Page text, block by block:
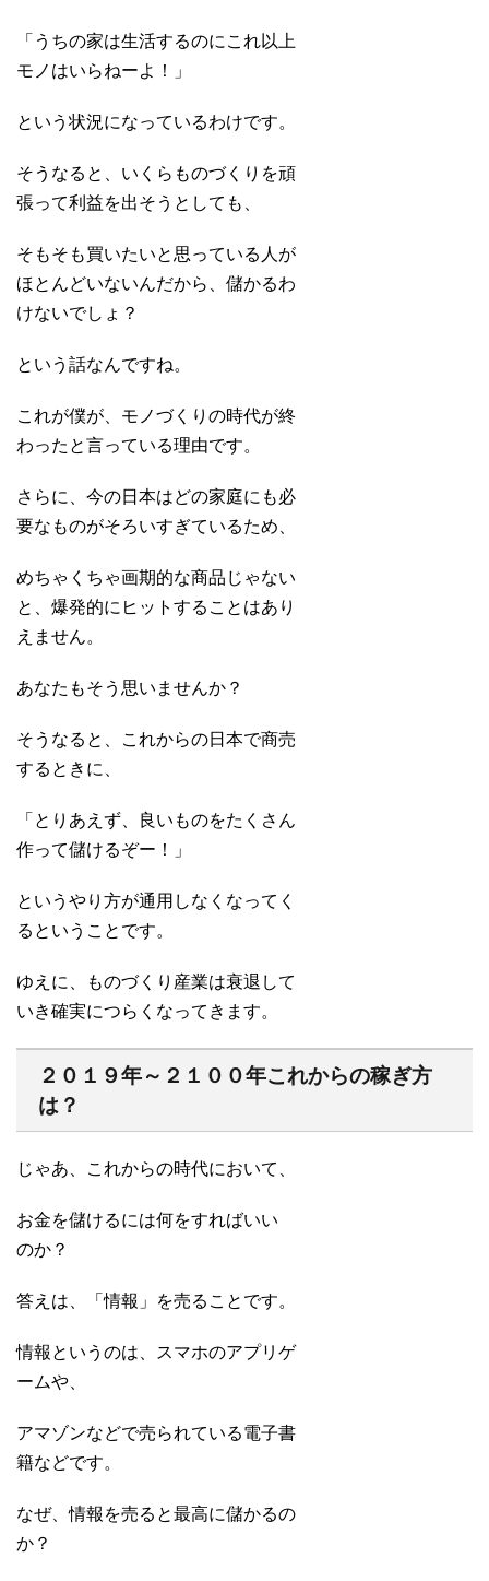
「うちの家は生活するのにこれ以上
モノはいらねーよ！」
という状況になっているわけです。
そうなると、いくらものづくりを頑
張って利益を出そうとしても、
そもそも買いたいと思っている人が
ほとんどいないんだから、儲かるわ
けないでしょ？
という話なんですね。
これが僕が、モノづくりの時代が終
わったと言っている理由です。
さらに、今の日本はどの家庭にも必
要なものがそろいすぎているため、
めちゃくちゃ画期的な商品じゃない
と、爆発的にヒットすることはあり
えません。
あなたもそう思いませんか？
そうなると、これからの日本で商売
するときに、
「とりあえず、良いものをたくさん
作って儲けるぞー！」
というやり方が通用しなくなってく
るということです。
ゆえに、ものづくり産業は衰退して
いき確実につらくなってきます。
２０１９年～２１００年これからの稼ぎ方
は？
じゃあ、これからの時代において、
お金を儲けるには何をすればいい
のか？
答えは、「情報」を売ることです。
情報というのは、スマホのアプリゲ
ームや、
アマゾンなどで売られている電子書
籍などです。
なぜ、情報を売ると最高に儲かるの
か？